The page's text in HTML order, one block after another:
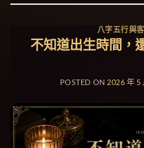
八字五行與
不知道出生時間，
POSTED ON 2026 年 5